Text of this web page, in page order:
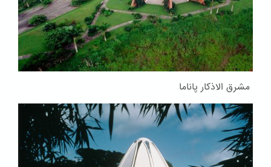
مشرق الاذکار پاناما